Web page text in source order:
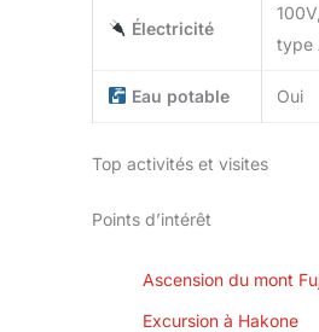
Électricité
type
Eau potable Oui
Top activités et visites
Points d’intérêt
Ascension du mont
Excursion à Hakone